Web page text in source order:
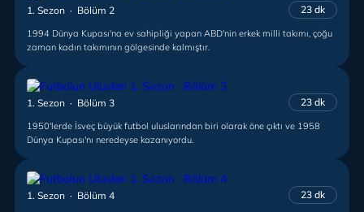
1. Sezon · Bölüm 2 23 dk
1994 Dünya Kupası'na ev sahipliği yapan ABD'nin erkek milli takımı, çoğu
zaman kadın takımının gölgesinde kalmıştır.
1. Sezon · Bölüm 3 23 dk
1950'lerde İsveç büyük futbol uluslarından biri olarak öne çıktı ve 1958
Dünya Kupası'nı neredeyse kazanıyordu.
1. Sezon · Bölüm 4 23 dk